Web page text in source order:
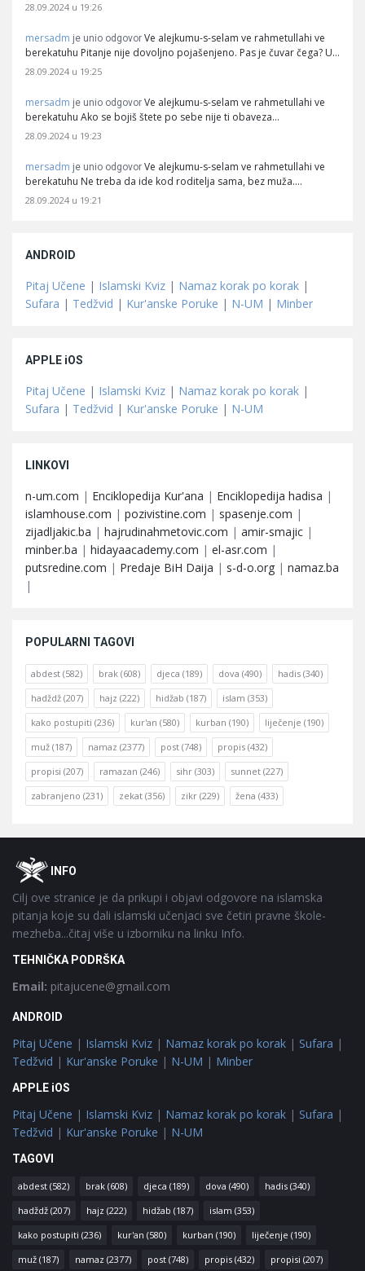
28.09.2024 u 19:26
mersadm je unio odgovor Ve alejkumu-s-selam ve rahmetullahi ve
berekatuhu Pitanje nije dovoljno pojašenjeno. Pas je čuvar čega? U…
28.09.2024 u 19:25
mersadm je unio odgovor Ve alejkumu-s-selam ve rahmetullahi ve
berekatuhu Ako se bojiš štete po sebe nije ti obaveza…
28.09.2024 u 19:23
mersadm je unio odgovor Ve alejkumu-s-selam ve rahmetullahi ve
berekatuhu Ne treba da ide kod roditelja sama, bez muža.…
28.09.2024 u 19:21
ANDROID
Pitaj Učene | Islamski Kviz | Namaz korak po korak |
Sufara | Tedžvid | Kur'anske Poruke | N-UM | Minber
APPLE iOS
Pitaj Učene | Islamski Kviz | Namaz korak po korak |
Sufara | Tedžvid | Kur'anske Poruke | N-UM
LINKOVI
n-um.com | Enciklopedija Kur'ana | Enciklopedija hadisa |
islamhouse.com | pozivistine.com | spasenje.com |
zijadljakic.ba | hajrudinahmetovic.com | amir-smajic |
minber.ba | hidayaacademy.com | el-asr.com |
putsredine.com | Predaje BiH Daija | s-d-o.org | namaz.ba
|
POPULARNI TAGOVI
abdest (582) brak (608) djeca (189) dova (490) hadis (340)
hadždž (207) hajz (222) hidžab (187) islam (353)
kako postupiti (236) kur'an (580) kurban (190) liječenje (190)
muž (187) namaz (2377) post (748) propis (432)
propisi (207) ramazan (246) sihr (303) sunnet (227)
zabranjeno (231) zekat (356) zikr (229) žena (433)
FooterOINFO
Cilj ove stranice je da prikupi i objavi odgovore na islamska
pitanja koje su dali islamski učenjaci sve četiri pravne škole-
mezheba...čitaj više u izborniku na linku Info.
TEHNIČKA PODRŠKA
Email: pitajucene@gmail.com
ANDROID
Pitaj Učene | Islamski Kviz | Namaz korak po korak | Sufara |
Tedžvid | Kur'anske Poruke | N-UM | Minber
APPLE iOS
Pitaj Učene | Islamski Kviz | Namaz korak po korak | Sufara |
Tedžvid | Kur'anske Poruke | N-UM
TAGOVI
abdest (582) brak (608) djeca (189) dova (490) hadis (340)
hadždž (207) hajz (222) hidžab (187) islam (353)
kako postupiti (236) kur'an (580) kurban (190) liječenje (190)
muž (187) namaz (2377) post (748) propis (432) propisi (207)